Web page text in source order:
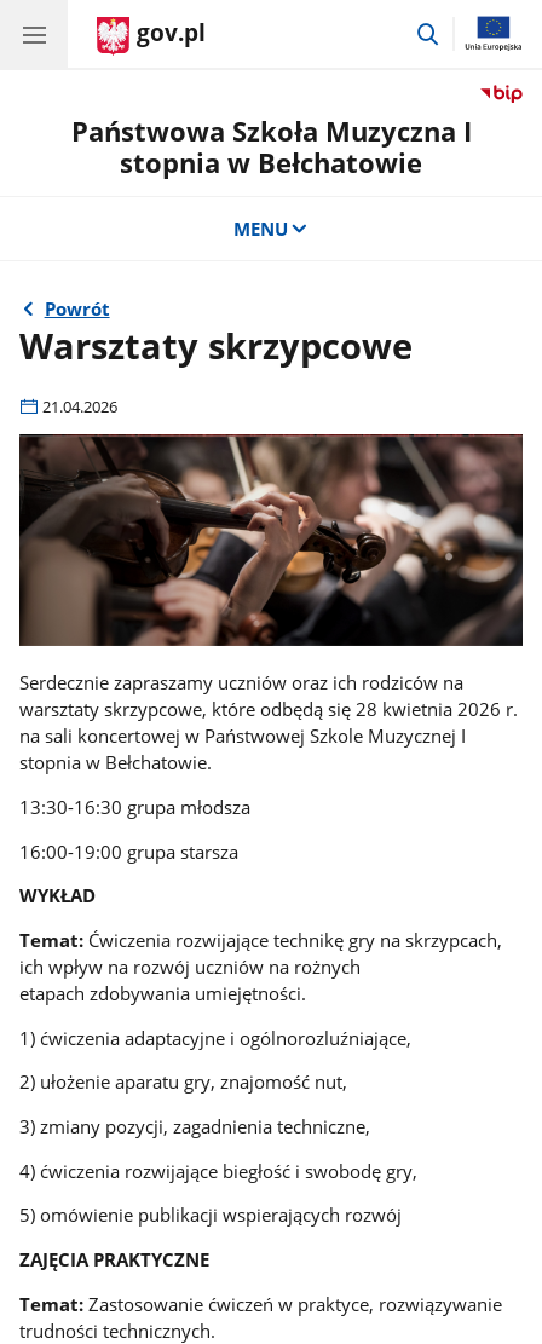
gov.pl
przejdź
Państwowa Szkoła Muzyczna I
stopnia w Bełchatowie
MENU
Powrót
Warsztaty skrzypcowe
21.04.2026
Serdecznie zapraszamy uczniów oraz ich rodziców na
warsztaty skrzypcowe, które odbędą się 28 kwietnia 2026 r.
na sali koncertowej w Państwowej Szkole Muzycznej I
stopnia w Bełchatowie.
13:30-16:30 grupa młodsza
16:00-19:00 grupa starsza
WYKŁAD
Temat: Ćwiczenia rozwijające technikę gry na skrzypcach,
ich wpływ na rozwój uczniów na rożnych
etapach zdobywania umiejętności.
1) ćwiczenia adaptacyjne i ogólnorozluźniające,
2) ułożenie aparatu gry, znajomość nut,
3) zmiany pozycji, zagadnienia techniczne,
4) ćwiczenia rozwijające biegłość i swobodę gry,
5) omówienie publikacji wspierających rozwój
ZAJĘCIA PRAKTYCZNE
Temat:Zastosowanie ćwiczeń w praktyce, rozwiązywanie
trudności technicznych.